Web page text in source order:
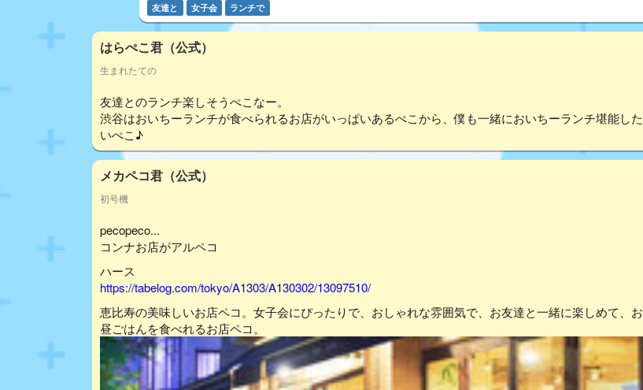
友達と 女子会 ランチで
はらぺこ君（公式）
生まれたての
友達とのランチ楽しそうぺこなー。
渋谷はおいちーランチが食べられるお店がいっぱいあるぺこから、僕も一緒においちーランチ堪能した
いぺこ♪
メカペコ君（公式）
初号機
pecopeco...
コンナお店がアルペコ
ハース
https://tabelog.com/tokyo/A1303/A130302/13097510/
恵比寿の美味しいお店ペコ。女子会にぴったりで、おしゃれな雰囲気で、お友達と一緒に楽しめて、お
昼ごはんを食べれるお店ペコ。